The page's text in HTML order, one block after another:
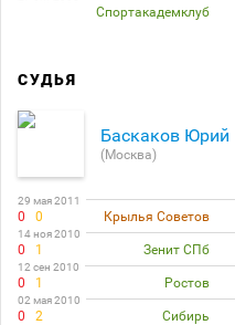
Спортакадемклуб
СУДЬЯ
Баскаков Юрий
(Москва)
29 мая 2011
0 0 Крылья Советов
14 ноя 2010
0 1 Зенит СПб
12 сен 2010
0 1 Ростов
02 мая 2010
0 2 Сибирь